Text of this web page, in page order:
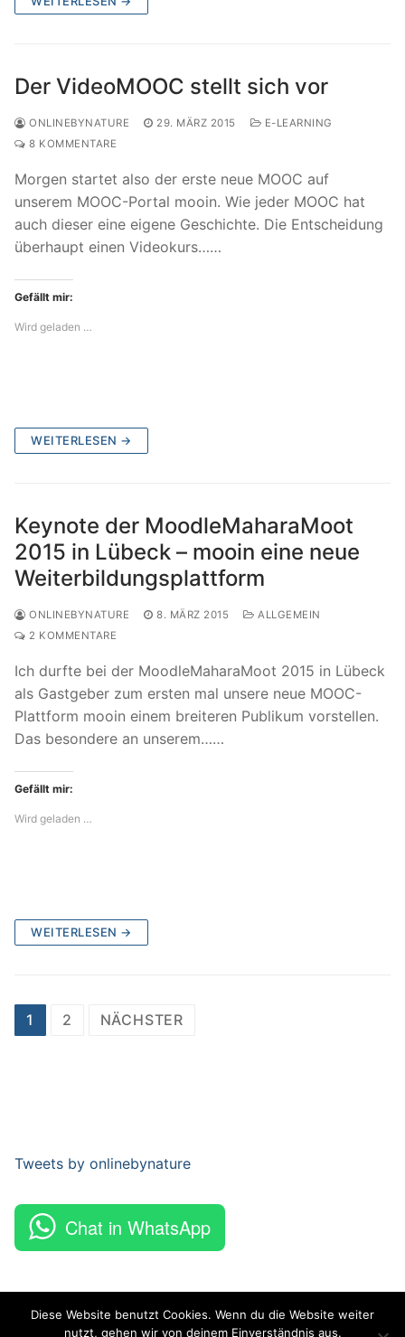
Der VideoMOOC stellt sich vor
ONLINEBYNATURE 29. MÄRZ 2015
E-LEARNING
8 KOMMENTARE
Morgen startet also der erste neue MOOC auf
unserem MOOC-Portal mooin. Wie jeder MOOC hat
auch dieser eine eigene Geschichte. Die Entscheidung
überhaupt einen Videokurs……
Gefällt mir:
Wird geladen …
WEITERLESEN →
Keynote der MoodleMaharaMoot
2015 in Lübeck – mooin eine neue
Weiterbildungsplattform
ONLINEBYNATURE 8. MÄRZ 2015
ALLGEMEIN
2 KOMMENTARE
Ich durfte bei der MoodleMaharaMoot 2015 in Lübeck
als Gastgeber zum ersten mal unsere neue MOOC-
Plattform mooin einem breiteren Publikum vorstellen.
Das besondere an unserem……
Gefällt mir:
Wird geladen …
WEITERLESEN →
Beitragsnavigation
1 2 NÄCHSTER
Tweets by onlinebynature
Chat in WhatsApp
Diese Website benutzt Cookies. Wenn du die Website weiter
nutzt, gehen wir von deinem Einverständnis aus.